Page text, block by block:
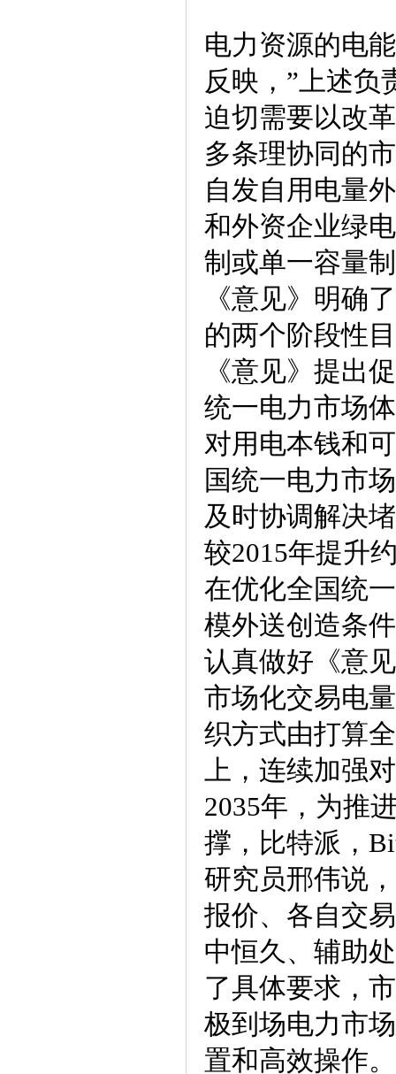
电力资源的电
反映，”上述负
迫切需要以改
多条理协同的
自发自用电量
和外资企业绿
制或单一容量
《意见》明确
的两个阶段性
《意见》提出
统一电力市场
对用电本钱和
国统一电力市
及时协调解决
较2015年提升
在优化全国统
模外送创造条
认真做好《意
市场化交易电
织方式由打算
上，连续加强
2035年，为推
撑，比特派，
研究员邢伟说
报价、各自交
中恒久、辅助
了具体要求，
极到场电力市
置和高效操作。